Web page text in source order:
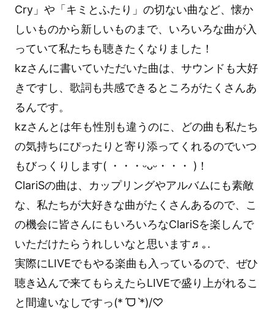
Cry」や「キミとふたり」の切ない曲など、懐か
しいものから新しいものまで、いろいろな曲が入
っていて私たちも聴きたくなりました！
kzさんに書いていただいた曲は、サウンドも大好
きですし、歌詞も共感できるところがたくさんあ
るんです。
kzさんとは年も性別も違うのに、どの曲も私たち
の気持ちにぴったりと寄り添ってくれるのでいつ
もびっくりします( ・・・ᵕᴗᵕ・・・ )！
ClariSの曲は、カップリングやアルバムにも素敵
な、私たちが大好きな曲がたくさんあるので、こ
の機会に皆さんにもいろいろなClariSを楽しんで
いただけたらうれしいなと思います♬｡.
実際にLIVEでもやる楽曲も入っているので、ぜひ
聴き込んで来てもらえたらLIVEで盛り上がれるこ
と間違いなしですっ(*ˊᗜˋ*)/♡